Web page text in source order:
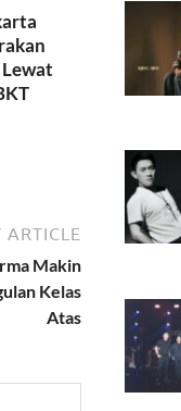
ARTICLE
Makin
Kelas
Atas